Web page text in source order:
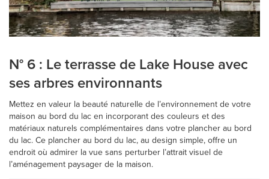
N° 6 : Le terrasse de Lake House avec
ses arbres environnants
Mettez en valeur la beauté naturelle de l’environnement de votre
maison au bord du lac en incorporant des couleurs et des
matériaux naturels complémentaires dans votre plancher au bord
du lac. Ce plancher au bord du lac, au design simple, offre un
endroit où admirer la vue sans perturber l’attrait visuel de
l’aménagement paysager de la maison.